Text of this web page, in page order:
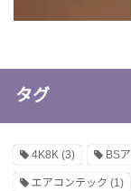
タグ
4K8K (3) BS
エアコンテック (1)